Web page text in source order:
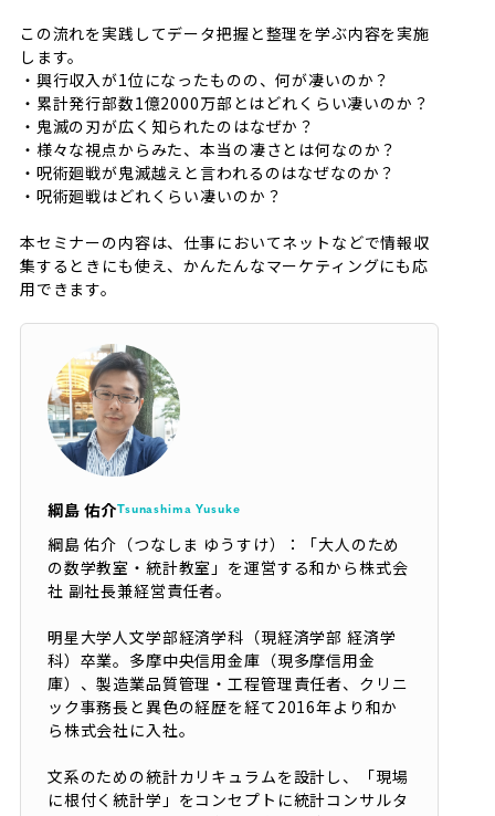
この流れを実践してデータ把握と整理を学ぶ内容を実施
します。
・興行収入が1位になったものの、何が凄いのか？
・累計発行部数1億2000万部とはどれくらい凄いのか？
・鬼滅の刃が広く知られたのはなぜか？
・様々な視点からみた、本当の凄さとは何なのか？
・呪術廻戦が鬼滅越えと言われるのはなぜなのか？
・呪術廻戦はどれくらい凄いのか？
本セミナーの内容は、仕事においてネットなどで情報収
集するときにも使え、かんたんなマーケティングにも応
用できます。
綱島 佑介Tsunashima Yusuke
綱島 佑介（つなしま ゆうすけ）：「大人のため
の数学教室・統計教室」を運営する和から株式会
社 副社長兼経営責任者。
明星大学人文学部経済学科（現経済学部 経済学
科）卒業。多摩中央信用金庫（現多摩信用金
庫）、製造業品質管理・工程管理責任者、クリニ
ック事務長と異色の経歴を経て2016年より和か
ら株式会社に入社。
文系のための統計カリキュラムを設計し、「現場
に根付く統計学」をコンセプトに統計コンサルタ